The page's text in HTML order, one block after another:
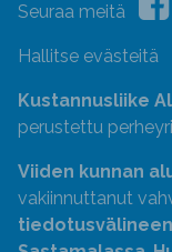
Seuraa meitä
Hallitse evästeitä
Kustannusliike
perustettu
Viiden kunnan
vakiinnuttanut